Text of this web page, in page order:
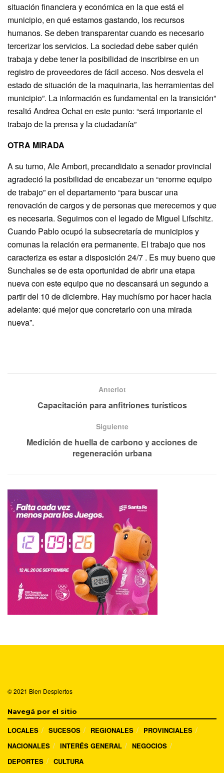
situación financiera y económica en la que está el
municipio, en qué estamos gastando, los recursos
humanos. Se deben transparentar cuando es necesario
tercerizar los servicios. La sociedad debe saber quién
trabaja y debe tener la posibilidad de inscribirse en un
registro de proveedores de fácil acceso. Nos desvela el
estado de situación de la maquinaria, las herramientas del
municipio”. La información es fundamental en la transición”
resaltó Andrea Ochat en este punto: “será importante el
trabajo de la prensa y la ciudadanía”
OTRA MIRADA
A su turno, Ale Ambort, precandidato a senador provincial
agradeció la posibilidad de encabezar un “enorme equipo
de trabajo” en el departamento “para buscar una
renovación de cargos y de personas que merecemos y que
es necesaria. Seguimos con el legado de Miguel Lifschitz.
Cuando Pablo ocupó la subsecretaría de municipios y
comunas la relación era permanente. El trabajo que nos
caracteriza es estar a disposición 24/7 . Es muy bueno que
Sunchales se de esta oportunidad de abrir una etapa
nueva con este equipo que no descansará un segundo a
partir del 10 de diciembre. Hay muchísmo por hacer hacia
adelante: qué mejor que concretarlo con una mirada
nueva”.
Anteriot
Capacitación para anfitriones turísticos
Siguiente
Medición de huella de carbono y acciones de
regeneración urbana
© 2021 Bien Despiertos
Navegá por el sitio
LOCALES SUCESOS REGIONALES
PROVINCIALES
NACIONALES
INTERÉS GENERAL
NEGOCIOS
DEPORTES
CULTURA